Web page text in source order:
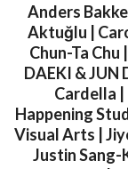
Anders
Aktuğlu |
Chun-Ta Chu
DAEKI & JUN
Cardella |
Happening
Visual Arts |
Justin Sang-